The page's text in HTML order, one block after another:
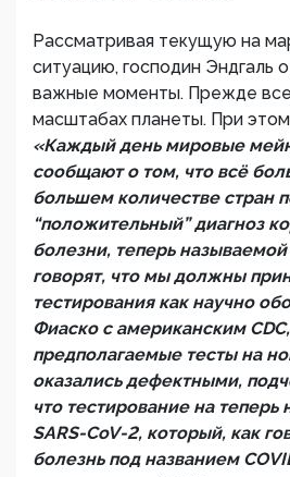
Рассматривая текущую на
ситуацию, господин Эндгаль
важные моменты. Прежде
масштабах планеты. При
«Каждый день мировые
сообщают о том, что всё
большем количестве стран
“положительный” диагноз
болезни, теперь
говорят, что мы должны
тестирования как научно
Фиаско с американским
предполагаемые тесты на
оказались дефектными,
что тестирование на теперь
SARS-CoV-2, который, как
болезнь под названием